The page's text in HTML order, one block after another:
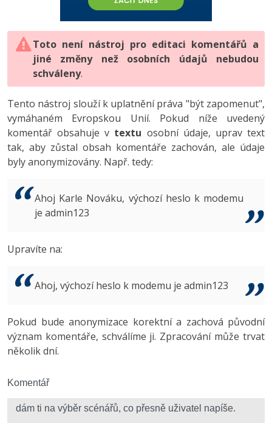
HTML5, CSS3, Bootstrap, SEO
SQL a databáze
Testování a verzování
UML a návrhové vzory
React
Spring
ASP.NET MVC
Best practices
PHP
JavaScript
Python
HTML / CSS
UML a návrhové vzory
MySQL/MariaDB
MS-SQL
Vývojář mobilních aplikací
C# Game developer
Tester
Systémový administrátor
3D grafik
Copywriter
WordPress specialista
-80%
JavaScript -80%
PHP -80%
Swift -80%
Kotlin -80%
VB.NET
Algoritmy -41%
Umělá inteligence (AI) -10%
Fórum
Digitální gramotnost
Marketing
WordPress
SEO
UX
Business
Copywriting
Windows
Kybernetická bezpečnost
-80%
Adobe Illustrator -80%
Adobe Lightroom
Adobe XD
Adobe InDesign -25%
Adobe After Effects
Inkscape
Fórum
Toto není nástroj pro editaci komentářů a
jiné změny než osobních údajů nebudou
schváleny.
Tento nástroj slouží k uplatnění práva "být zapomenut",
vymáhaném Evropskou Unií. Pokud níže uvedený
komentář obsahuje v textu osobní údaje, uprav text
tak, aby zůstal obsah komentáře zachován, ale údaje
byly anonymizovány. Např. tedy:
Ahoj Karle Nováku, výchozí heslo k modemu
je admin123
Upravíte na:
Ahoj, výchozí heslo k modemu je admin123
Pokud bude anonymizace korektní a zachová původní
význam komentáře, schválíme ji. Zpracování může trvat
několik dní.
Komentář